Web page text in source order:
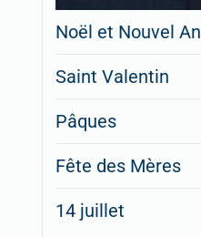
Noël et Nouvel An
Saint Valentin
Pâques
Fête des Mères
14 juillet